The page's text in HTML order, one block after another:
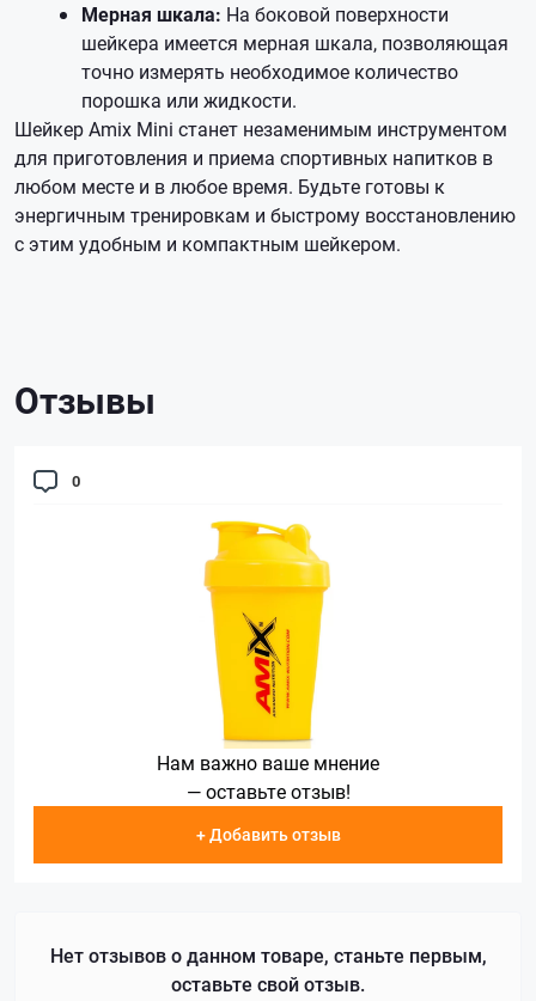
Мерная шкала: На боковой поверхности
шейкера имеется мерная шкала, позволяющая
точно измерять необходимое количество
порошка или жидкости.
Шейкер Amix Mini станет незаменимым инструментом
для приготовления и приема спортивных напитков в
любом месте и в любое время. Будьте готовы к
энергичным тренировкам и быстрому восстановлению
с этим удобным и компактным шейкером.
Отзывы
0
Нам важно ваше мнение
— оставьте отзыв!
+ Добавить отзыв
Нет отзывов о данном товаре, станьте первым,
оставьте свой отзыв.